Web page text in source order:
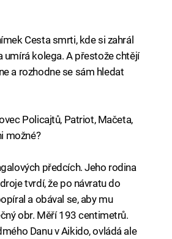
Cesta smrti, kde si zahrál
umírá kolega. A přestože chtějí
a rozhodne se sám hledat
Policajtů, Patriot, Mačeta,
možné?
předcích. Jeho rodina
tvrdí, že po návratu do
a obával se, aby mu
obr. Měří 193 centimetrů.
Danu v Aikido, ovládá ale